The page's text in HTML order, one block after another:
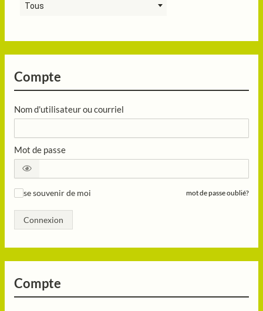
Tous
Compte
Nom d'utilisateur ou courriel
Mot de passe
se souvenir de moi mot de passe oublié?
Connexion
Compte